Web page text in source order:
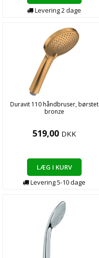
Levering2dage
Duravit 110 håndbruser, børstet
bronze
519,00 DKK
LÆG I KURV
Levering5-10dage